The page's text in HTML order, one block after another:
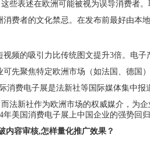
些表述在欧洲可能被视为误导消费者
费者的文化禁忌。在发布前最好由本
频的吸引力比传统图文提升3倍。电
先聚焦特定欧洲市场（如法国、德
消费电子展是法新社等国际媒体集中
法新社作为欧洲市场的权威媒介，
美国消费电子展上中国企业的强势
内容审核,怎样量化推广效果？